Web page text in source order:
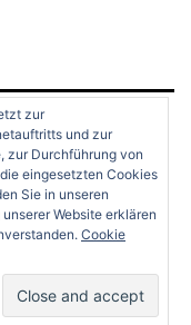
zur
und zur
zur Durchführung von
eingesetzten Cookies
Sie in unseren
Website erklären
Cookie